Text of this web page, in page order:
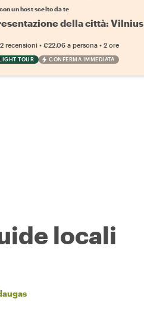
un host scelto da te
della città: Vilnius
recensioni• €22.06 a persona• 2 ore
TOUR CONFERMA IMMEDIATA
locali